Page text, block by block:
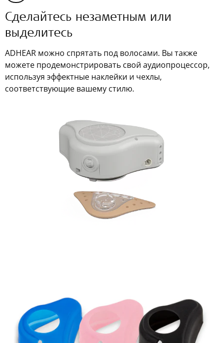
Сделайтесь незаметным или
выделитесь
ADHEAR можно спрятать под волосами. Вы также
можете продемонстрировать свой аудиопроцессор,
используя эффектные наклейки и чехлы,
соответствующие вашему стилю.